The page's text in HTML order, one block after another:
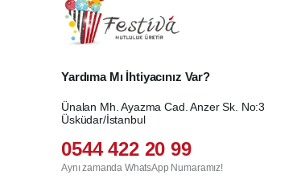
Yardıma Mı İhtiyacınız Var?
Ünalan Mh. Ayazma Cad. Anzer Sk. No:3
Üsküdar/İstanbul
0544 422 20 99
Aynı zamanda WhatsApp Numaramız!